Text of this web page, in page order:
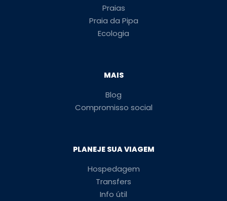
Praias
Praia da Pipa
Ecologia
MAIS
Blog
Compromisso social
PLANEJE SUA VIAGEM
Hospedagem
Transfers
Info útil